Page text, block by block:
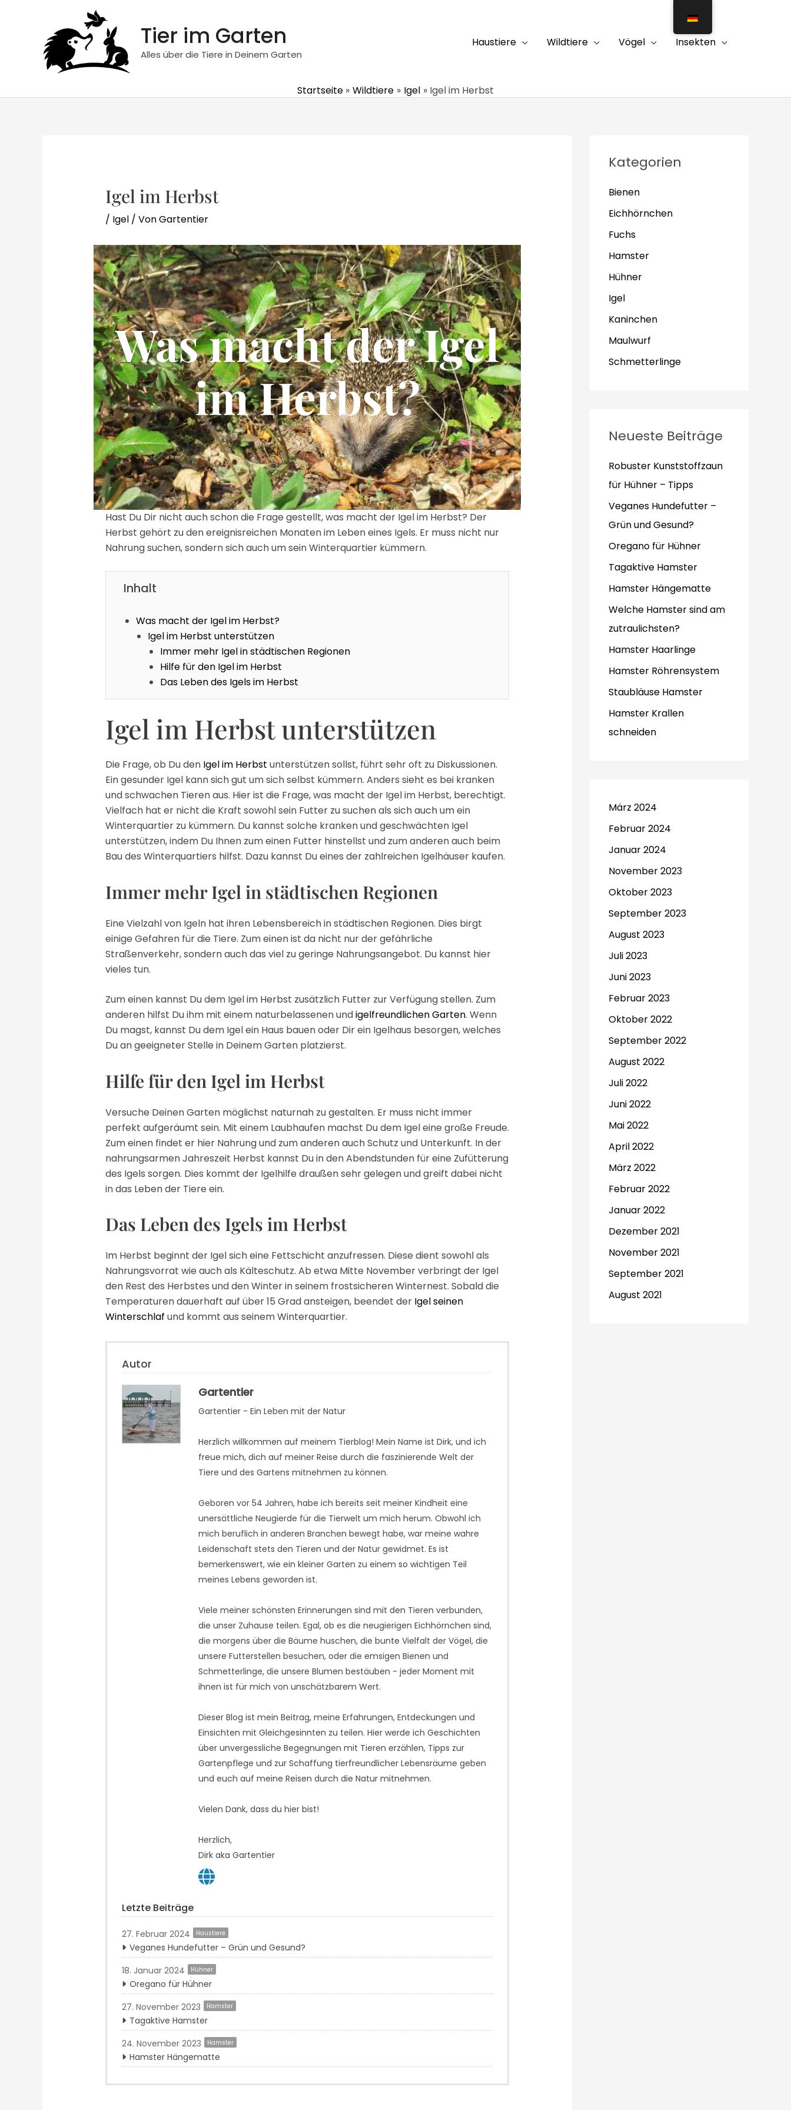
Tier im Garten
Alles über die Tiere in Deinem Garten
Haustiere Wildtiere Vögel Insekten
Startseite Wildtiere Igel Igel im Herbst
Igel im Herbst
/ Igel/ VonGartentier
Was macht der Igel
im Herbst?
Hast Du Dir nicht auch schon die Frage gestellt, was macht der Igel im Herbst? Der
Herbst gehört zu den ereignisreichen Monaten im Leben eines Igels. Er muss nicht nur
Nahrung suchen, sondern sich auch um sein Winterquartier kümmern.
Inhalt
Was macht der Igel im Herbst?
Igel im Herbst unterstützen
Immer mehr Igel in städtischen Regionen
Hilfe für den Igel im Herbst
Das Leben des Igels im Herbst
Igel im Herbst unterstützen
Die Frage, ob Du den Igel im Herbst unterstützen sollst, führt sehr oft zu Diskussionen.
Ein gesunder Igel kann sich gut um sich selbst kümmern. Anders sieht es bei kranken
und schwachen Tieren aus. Hier ist die Frage, was macht der Igel im Herbst, berechtigt.
Vielfach hat er nicht die Kraft sowohl sein Futter zu suchen als sich auch um ein
Winterquartier zu kümmern. Du kannst solche kranken und geschwächten Igel
unterstützen, indem Du Ihnen zum einen Futter hinstellst und zum anderen auch beim
Bau des Winterquartiers hilfst. Dazu kannst Du eines der zahlreichen Igelhäuser kaufen.
Immer mehr Igel in städtischen Regionen
Eine Vielzahl von Igeln hat ihren Lebensbereich in städtischen Regionen. Dies birgt
einige Gefahren für die Tiere. Zum einen ist da nicht nur der gefährliche
Straßenverkehr, sondern auch das viel zu geringe Nahrungsangebot. Du kannst hier
vieles tun.
Zum einen kannst Du dem Igel im Herbst zusätzlich Futter zur Verfügung stellen. Zum
anderen hilfst Du ihm mit einem naturbelassenen undigelfreundlichen Garten. Wenn
Du magst, kannst Du dem Igel ein Haus bauen oder Dir ein Igelhaus besorgen, welches
Du an geeigneter Stelle in Deinem Garten platzierst.
Hilfe für den Igel im Herbst
Versuche Deinen Garten möglichst naturnah zu gestalten. Er muss nicht immer
perfekt aufgeräumt sein. Mit einem Laubhaufen machst Du dem Igel eine große Freude.
Zum einen findet er hier Nahrung und zum anderen auch Schutz und Unterkunft. In der
nahrungsarmen Jahreszeit Herbst kannst Du in den Abendstunden für eine Zufütterung
des Igels sorgen. Dies kommt der Igelhilfe draußen sehr gelegen und greift dabei nicht
in das Leben der Tiere ein.
Das Leben des Igels im Herbst
Im Herbst beginnt der Igel sich eine Fettschicht anzufressen. Diese dient sowohl als
Nahrungsvorrat wie auch als Kälteschutz. Ab etwa Mitte November verbringt der Igel
den Rest des Herbstes und den Winter in seinem frostsicheren Winternest. Sobald die
Temperaturen dauerhaft auf über 15 Grad ansteigen, beendet der Igel seinen
Winterschlaf und kommt aus seinem Winterquartier.
Autor
Gartentier
Gartentier - Ein Leben mit der Natur
Herzlich willkommen auf meinem Tierblog! Mein Name ist Dirk, und ich
freue mich, dich auf meiner Reise durch die faszinierende Welt der
Tiere und des Gartens mitnehmen zu können.
Geboren vor 54 Jahren, habe ich bereits seit meiner Kindheit eine
unersättliche Neugierde für die Tierwelt um mich herum. Obwohl ich
mich beruflich in anderen Branchen bewegt habe, war meine wahre
Leidenschaft stets den Tieren und der Natur gewidmet. Es ist
bemerkenswert, wie ein kleiner Garten zu einem so wichtigen Teil
meines Lebens geworden ist.
Viele meiner schönsten Erinnerungen sind mit den Tieren verbunden,
die unser Zuhause teilen. Egal, ob es die neugierigen Eichhörnchen sind,
die morgens über die Bäume huschen, die bunte Vielfalt der Vögel, die
unsere Futterstellen besuchen, oder die emsigen Bienen und
Schmetterlinge, die unsere Blumen bestäuben - jeder Moment mit
ihnen ist für mich von unschätzbarem Wert.
Dieser Blog ist mein Beitrag, meine Erfahrungen, Entdeckungen und
Einsichten mit Gleichgesinnten zu teilen. Hier werde ich Geschichten
über unvergessliche Begegnungen mit Tieren erzählen, Tipps zur
Gartenpflege und zur Schaffung tierfreundlicher Lebensräume geben
und euch auf meine Reisen durch die Natur mitnehmen.
Vielen Dank, dass du hier bist!
Herzlich,
Dirk aka Gartentier
Letzte Beiträge
27. Februar 2024 Haustiere
Veganes Hundefutter – Grün und Gesund?
18. Januar 2024
Hühner
Oregano für Hühner
27. November 2023
Hamster
Tagaktive Hamster
24. November 2023
Hamster
Hamster Hängematte
Kategorien
Bienen
Eichhörnchen
Fuchs
Hamster
Hühner
Igel
Kaninchen
Maulwurf
Schmetterlinge
Neueste Beiträge
Robuster Kunststoffzaun
für Hühner – Tipps
Veganes Hundefutter –
Grün und Gesund?
Oregano für Hühner
Tagaktive Hamster
Hamster Hängematte
Welche Hamster sind am
zutraulichsten?
Hamster Haarlinge
Hamster Röhrensystem
Staubläuse Hamster
Hamster Krallen
schneiden
März 2024
Februar 2024
Januar 2024
November 2023
Oktober 2023
September 2023
August 2023
Juli 2023
Juni 2023
Februar 2023
Oktober 2022
September 2022
August 2022
Juli 2022
Juni 2022
Mai 2022
April 2022
März 2022
Februar 2022
Januar 2022
Dezember 2021
November 2021
September 2021
August 2021